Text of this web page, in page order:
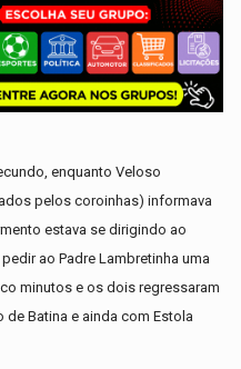
enquanto Veloso
pelos coroinhas) informava
estava se dirigindo ao
ao Padre Lambretinha uma
minutos e os dois regressaram
Batina e ainda com Estola